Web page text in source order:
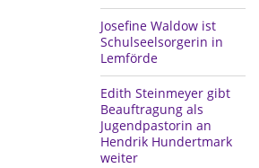
Josefine Waldow ist
Schulseelsorgerin in
Lemförde
Edith Steinmeyer gibt
Beauftragung als
Jugendpastorin an
Hendrik Hundertmark
weiter